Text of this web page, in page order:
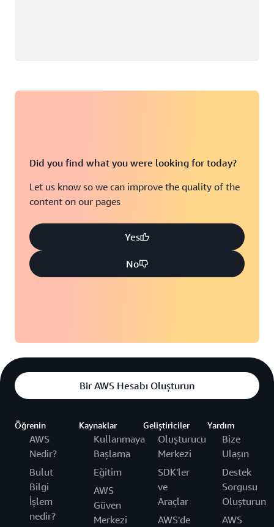
Did you find what you were looking for today?
Let us know so we can improve the quality of the
content on our pages
Yes
No
Bir AWS Hesabı Oluşturun
Öğrenin
AWS
Nedir?
Bulut
Bilgi
İşlem
nedir?
Kaynaklar
Kullanmaya
Başlama
Eğitim
AWS
Güven
Merkezi
Geliştiriciler
Oluşturucu
Merkezi
SDK'ler
ve
Araçlar
AWS'de
Yardım
Bize
Ulaşın
Destek
Sorgusu
Oluşturun
AWS